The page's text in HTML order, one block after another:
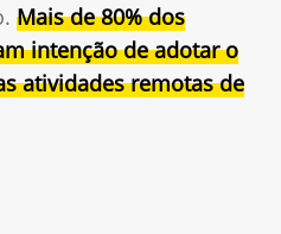
Mais de 80% dos
intenção de adotar o
atividades remotas de